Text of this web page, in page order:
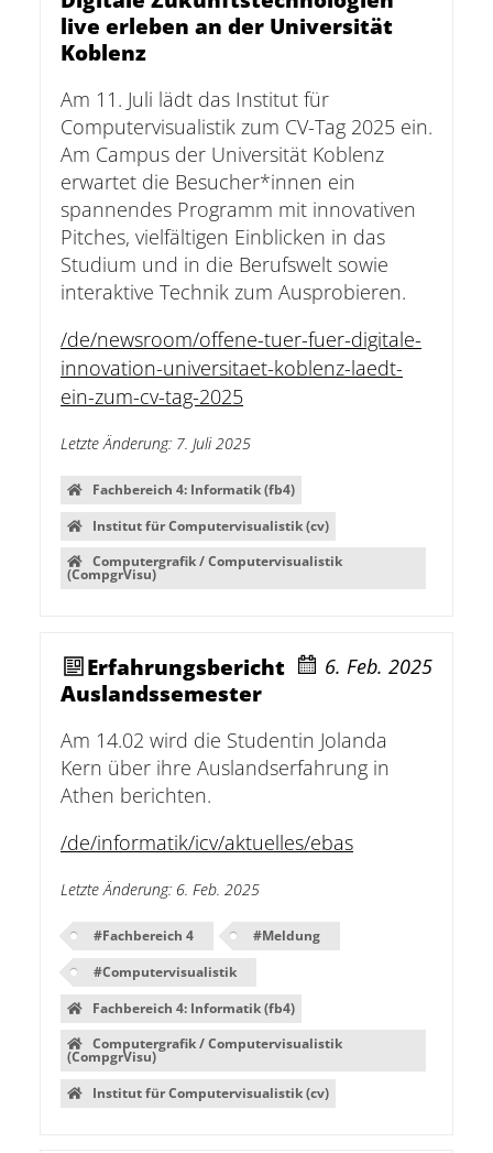
live erleben an der Universität
Koblenz
Am 11. Juli lädt das Institut für
Computervisualistik zum CV-Tag 2025 ein.
Am Campus der Universität Koblenz
erwartet die Besucher*innen ein
spannendes Programm mit innovativen
Pitches, vielfältigen Einblicken in das
Studium und in die Berufswelt sowie
interaktive Technik zum Ausprobieren.
/de/newsroom/offene-tuer-fuer-digitale-
innovation-universitaet-koblenz-laedt-
ein-zum-cv-tag-2025
Letzte Änderung: 7. Juli 2025
Fachbereich 4: Informatik (fb4)
Institut für Computervisualistik (cv)
Computergrafik / Computervisualistik
(CompgrVisu)
6. Feb. 2025
Erfahrungsbericht
Auslandssemester
Am 14.02 wird die Studentin Jolanda
Kern über ihre Auslandserfahrung in
Athen berichten.
/de/informatik/icv/aktuelles/ebas
Letzte Änderung: 6. Feb. 2025
#Fachbereich 4 #Meldung
#Computervisualistik
Fachbereich 4: Informatik (fb4)
Computergrafik / Computervisualistik
(CompgrVisu)
Institut für Computervisualistik (cv)